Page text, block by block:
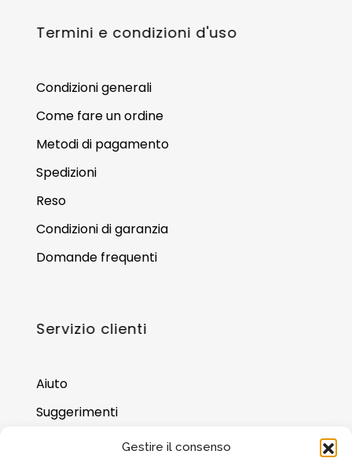
Gestire il consenso
Termini e condizioni d'uso
Condizioni generali
Come fare un ordine
Metodi di pagamento
Spedizioni
Reso
Condizioni di garanzia
Domande frequenti
Servizio clienti
Aiuto
Suggerimenti